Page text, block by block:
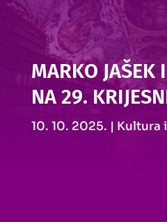
MARKO JAŠEK
NA 29.
10. 10. 2025. | Kultura